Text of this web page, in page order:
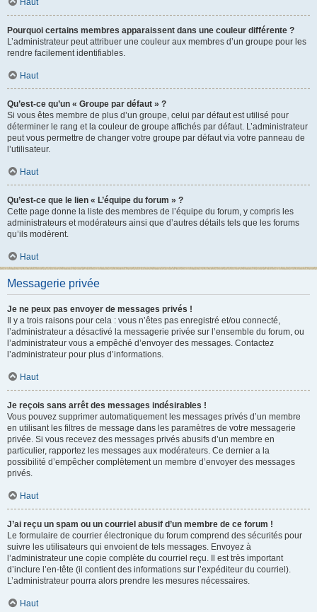
Pourquoi certains membres apparaissent dans une couleur différente ?
L’administrateur peut attribuer une couleur aux membres d’un groupe pour les
rendre facilement identifiables.
Haut
Qu’est-ce qu’un « Groupe par défaut » ?
Si vous êtes membre de plus d’un groupe, celui par défaut est utilisé pour
déterminer le rang et la couleur de groupe affichés par défaut. L’administrateur
peut vous permettre de changer votre groupe par défaut via votre panneau de
l’utilisateur.
Haut
Qu’est-ce que le lien « L’équipe du forum » ?
Cette page donne la liste des membres de l’équipe du forum, y compris les
administrateurs et modérateurs ainsi que d’autres détails tels que les forums
qu’ils modèrent.
Haut
Messagerie privée
Je ne peux pas envoyer de messages privés !
Il y a trois raisons pour cela : vous n’êtes pas enregistré et/ou connecté,
l’administrateur a désactivé la messagerie privée sur l’ensemble du forum, ou
l’administrateur vous a empêché d’envoyer des messages. Contactez
l’administrateur pour plus d’informations.
Haut
Je reçois sans arrêt des messages indésirables !
Vous pouvez supprimer automatiquement les messages privés d’un membre
en utilisant les filtres de message dans les paramètres de votre messagerie
privée. Si vous recevez des messages privés abusifs d’un membre en
particulier, rapportez les messages aux modérateurs. Ce dernier a la
possibilité d’empêcher complètement un membre d’envoyer des messages
privés.
Haut
J’ai reçu un spam ou un courriel abusif d’un membre de ce forum !
Le formulaire de courrier électronique du forum comprend des sécurités pour
suivre les utilisateurs qui envoient de tels messages. Envoyez à
l’administrateur une copie complète du courriel reçu. Il est très important
d’inclure l’en-tête (il contient des informations sur l’expéditeur du courriel).
L’administrateur pourra alors prendre les mesures nécessaires.
Haut